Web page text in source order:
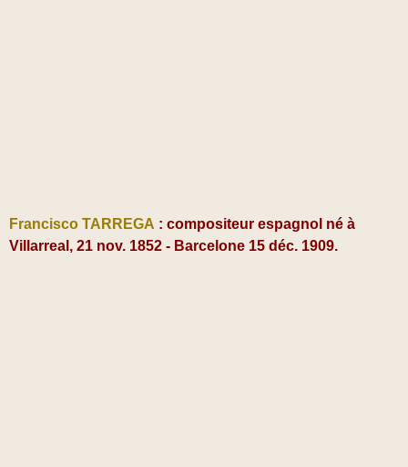
Francisco TARREGA : compositeur espagnol né à
Villarreal, 21 nov. 1852 - Barcelone 15 déc. 1909.